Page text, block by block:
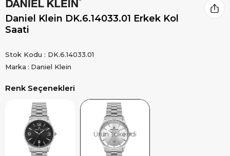
Daniel Klein DK.6.14033.01 Erkek Kol
Saati
Stok Kodu
DK.6.14033.01
Marka : Daniel Klein
Renk Seçenekleri
Ürün Tükendi